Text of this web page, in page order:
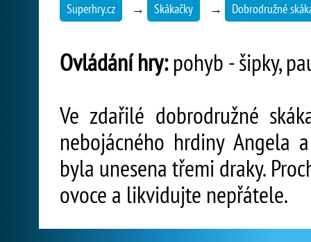
Superhry.cz → Skákačky → Dobrodružné
Ovládání hry:pohyb - šipky,
Ve zdařilé dobrodružné
nebojácného hrdiny Angela
byla unesena třemi draky.
ovoce a likvidujte nepřátele.